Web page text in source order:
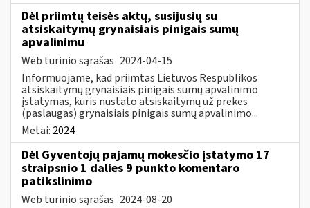
Dėl priimtų teisės aktų, susijusių su
atsiskaitymų grynaisiais pinigais sumų
apvalinimu
Web turinio sąrašas 2024-04-15
Informuojame, kad priimtas Lietuvos Respublikos
atsiskaitymų grynaisiais pinigais sumų apvalinimo
įstatymas, kuris nustato atsiskaitymų už prekes
(paslaugas) grynaisiais pinigais sumų apvalinimo...
Metai: 2024
Dėl Gyventojų pajamų mokesčio įstatymo 17
straipsnio 1 dalies 9 punkto komentaro
patikslinimo
Web turinio sąrašas 2024-08-20